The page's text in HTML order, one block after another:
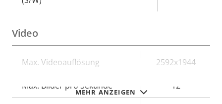
MEHR ANZEIGEN
Video
Eigentumsbeschreibung Eigentumswert
Max. Videoauflösung 2592x1944
Max. Bilder pro Sekunde 12